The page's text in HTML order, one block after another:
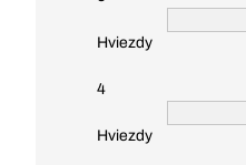
Hviezdy
4
Hviezdy